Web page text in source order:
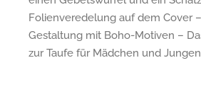
Folienveredelung auf dem Cover
Gestaltung mit Boho-Motiven –
zur Taufe für Mädchen und Jungen